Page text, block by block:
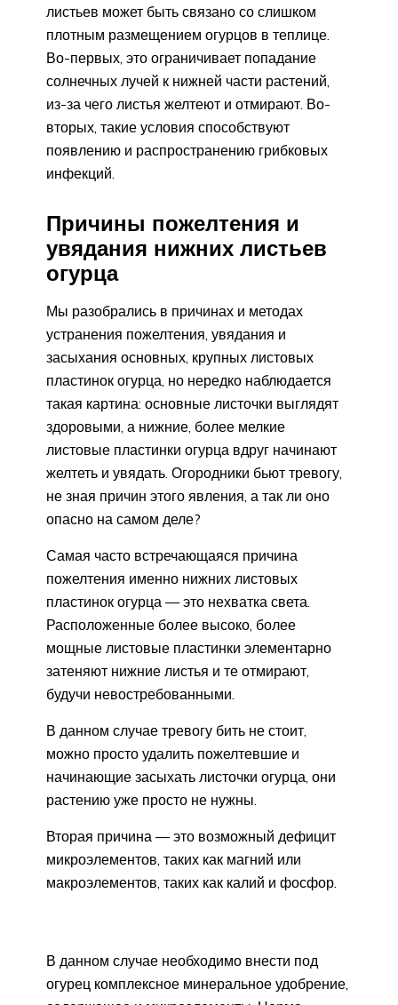
листьев может быть связано со слишком
плотным размещением огурцов в теплице.
Во-первых, это ограничивает попадание
солнечных лучей к нижней части растений,
из-за чего листья желтеют и отмирают. Во-
вторых, такие условия способствуют
появлению и распространению грибковых
инфекций.
Причины пожелтения и
увядания нижних листьев
огурца
Мы разобрались в причинах и методах
устранения пожелтения, увядания и
засыхания основных, крупных листовых
пластинок огурца, но нередко наблюдается
такая картина: основные листочки выглядят
здоровыми, а нижние, более мелкие
листовые пластинки огурца вдруг начинают
желтеть и увядать. Огородники бьют тревогу,
не зная причин этого явления, а так ли оно
опасно на самом деле?
Самая часто встречающаяся причина
пожелтения именно нижних листовых
пластинок огурца — это нехватка света.
Расположенные более высоко, более
мощные листовые пластинки элементарно
затеняют нижние листья и те отмирают,
будучи невостребованными.
В данном случае тревогу бить не стоит,
можно просто удалить пожелтевшие и
начинающие засыхать листочки огурца, они
растению уже просто не нужны.
Вторая причина — это возможный дефицит
микроэлементов, таких как магний или
макроэлементов, таких как калий и фосфор.
В данном случае необходимо внести под
огурец комплексное минеральное удобрение,